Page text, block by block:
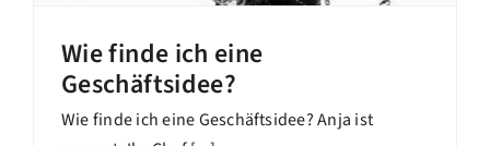
Wie finde ich eine
Geschäftsidee?
Wie finde ich eine Geschäftsidee? Anja ist